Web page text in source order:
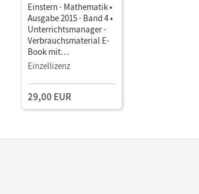
Einstern · Mathematik •
Ausgabe 2015 · Band 4 •
Unterrichtsmanager -
Verbrauchsmaterial E-
Book mit
Lehrkräftematerialien
Einzellizenz
29,00 EUR